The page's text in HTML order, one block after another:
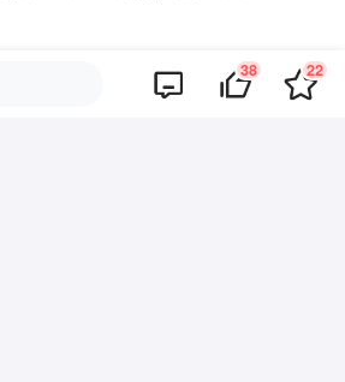
Nothing发布首款耳夹耳机Clip Pr
o，549元的价格能搅动市场吗？
38 22